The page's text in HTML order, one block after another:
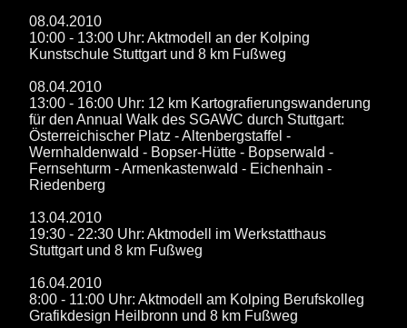
08.04.2010
10:00 - 13:00 Uhr: Aktmodell an der Kolping
Kunstschule Stuttgart und 8 km Fußweg
08.04.2010
13:00 - 16:00 Uhr: 12 km Kartografierungswanderung
für den Annual Walk des SGAWC durch Stuttgart:
Österreichischer Platz - Altenbergstaffel -
Wernhaldenwald - Bopser-Hütte - Bopserwald -
Fernsehturm - Armenkastenwald - Eichenhain -
Riedenberg
13.04.2010
19:30 - 22:30 Uhr: Aktmodell im Werkstatthaus
Stuttgart und 8 km Fußweg
16.04.2010
8:00 - 11:00 Uhr: Aktmodell am Kolping Berufskolleg
Grafikdesign Heilbronn und 8 km Fußweg